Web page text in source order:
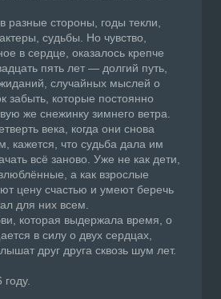
разные стороны, годы текли,
судьбы. Но чувство,
в сердце, оказалось крепче
пять лет — долгий путь,
случайных мыслей о
забыть, которые постоянно
же снежинку зимнего ветра.
века, когда они снова
кажется, что судьба дала им
всё заново. Уже не как дети,
а как взрослые
цену счастью и умеют беречь
для них всем.
которая выдержала время, о
в силу о двух сердцах,
друг друга сквозь шум лет.